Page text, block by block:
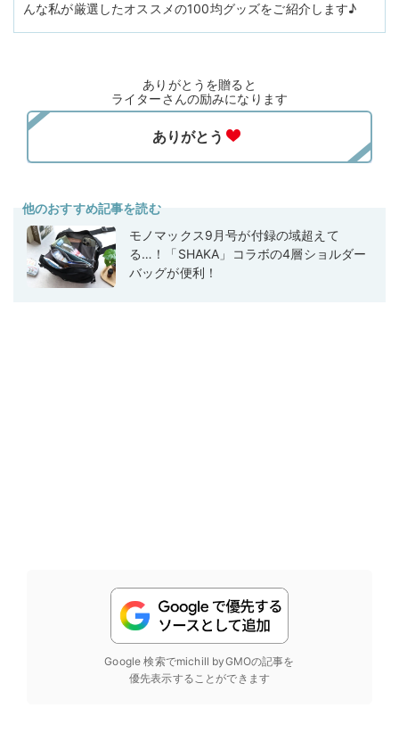
んな私が厳選したオススメの100均グッズをご紹介します♪
ありがとうを贈ると
ライターさんの励みになります
他のおすすめ記事を読む
モノマックス9月号が付録の域超えて
る…！「SHAKA」コラボの4層ショルダー
バッグが便利！
Google 検索でmichill byGMOの記事を
優先表示することができます